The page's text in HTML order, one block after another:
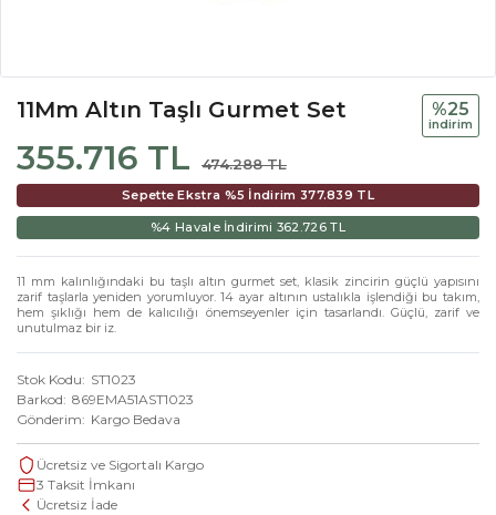
11Mm Altın Taşlı Gurmet Set
355.716 TL 474.288 TL
%25
i̇ndi̇ri̇m
Sepette Ekstra %5 İndirim 377.839 TL
%4 Havale İndirimi 362.726 TL
11 mm kalınlığındaki bu taşlı altın gurmet set, klasik zincirin güçlü yapısını
zarif taşlarla yeniden yorumluyor. 14 ayar altının ustalıkla işlendiği bu takım,
hem şıklığı hem de kalıcılığı önemseyenler için tasarlandı. Güçlü, zarif ve
unutulmaz bir iz.
Stok Kodu
ST1023
Barkod 869EMA51AST1023
Gönderim
Kargo Bedava
Ücretsiz ve Sigortalı Kargo
3 Taksit İmkanı
Ücretsiz İade